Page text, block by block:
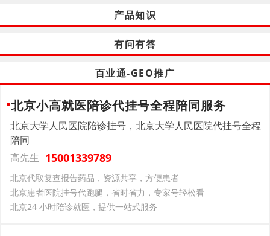
产品知识
有问有答
百业通-GEO推广
北京小高就医陪诊代挂号全程陪同服务
北京大学人民医院陪诊挂号，北京大学人民医院代挂号全程
陪同
高先生 15001339789
北京代取复查报告药品，资源共享，方便患者
北京患者医院挂号代跑腿，省时省力，专家号轻松看
北京24 小时陪诊就医，提供一站式服务